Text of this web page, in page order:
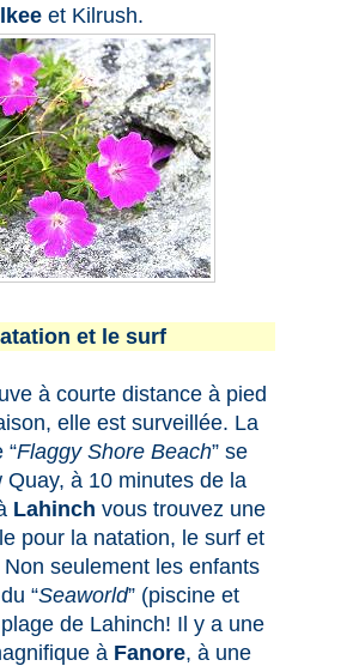
et Kilrush.
et le surf
à courte distance à pied
elle est surveillée. La
“Flaggy Shore Beach” se
Quay, à 10 minutes de la
Lahinch vous trouvez une
pour la natation, le surf et
Non seulement les enfants
“Seaworld” (piscine et
de Lahinch! Il y a une
à Fanore, à une